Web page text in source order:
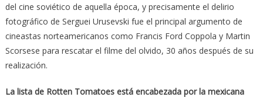
del cine soviético de aquella época, y precisamente el delirio
fotográfico de Serguei Urusevski fue el principal argumento de
cineastas norteamericanos como Francis Ford Coppola y Martin
Scorsese para rescatar el filme del olvido, 30 años después de su
realización.
La lista de Rotten Tomatoes está encabezada por la mexicana